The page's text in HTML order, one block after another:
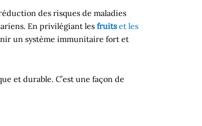
des risques de maladies
En privilégiant les fruitset les
un système immunitaire fort et
et durable. C’est une façon de